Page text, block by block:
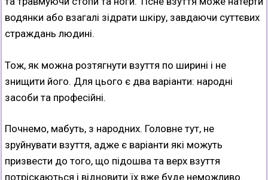
водянки або взагалі зідрати шкіру, завдаючи суттєвих
страждань людині.
Тож, як можна розтягнути взуття по ширині і не
знищити його. Для цього є два варіанти: народні
засоби та професійні.
Почнемо, мабуть, з народних. Головне тут, не
зруйнувати взуття, адже є варіанти які можуть
призвести до того, що підошва та верх взуття
потріскаються і відновити їх вже буде неможливо.